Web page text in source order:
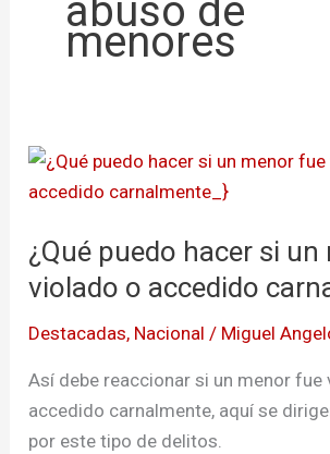
abuso de
menores
¿Qué puedo hacer si
violado o accedido
Destacadas, Nacional / Miguel
Así debe reaccionar si un menor fue
accedido carnalmente, aquí se
por este tipo de delitos.
¿Qué
puedo
si
un
fue
violado
o
accedido